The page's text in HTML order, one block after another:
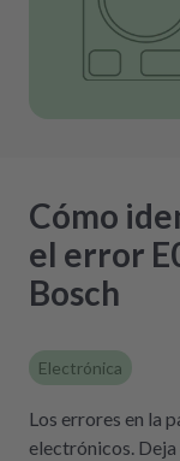
Cómo
el error
Bosch
Electrónica
Los errores en la
electrónicos. Deja